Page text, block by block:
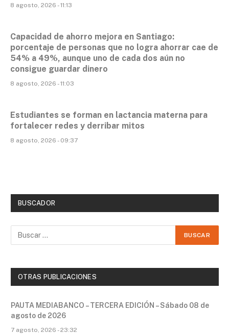
8 agosto, 2026 - 11:13
Capacidad de ahorro mejora en Santiago:
porcentaje de personas que no logra ahorrar cae de
54% a 49%, aunque uno de cada dos aún no
consigue guardar dinero
8 agosto, 2026 - 11:03
Estudiantes se forman en lactancia materna para
fortalecer redes y derribar mitos
8 agosto, 2026 - 09:37
BUSCADOR
OTRAS PUBLICACIONES
PAUTA MEDIABANCO – TERCERA EDICIÓN – Sábado 08 de
agosto de 2026
7 agosto, 2026 - 23:32